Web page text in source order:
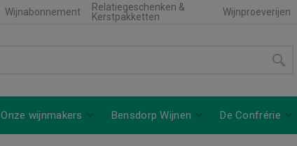
Wijnabonnement
Relatiegeschenken &
Kerstpakketten
Wijnproeverijen
Onze wijnmakers Bensdorp Wijnen De Confrérie